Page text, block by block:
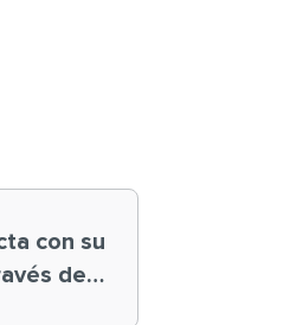
con su
de